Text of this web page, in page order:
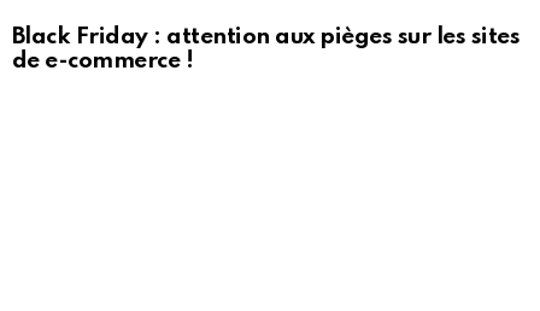
Black Friday : attention aux pièges sur les sites
de e-commerce !